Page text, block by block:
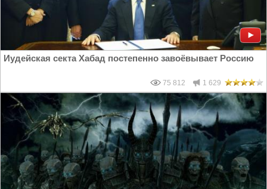
Иудейская секта Хабад постепенно завоёвывает Россию
75 812 1 629